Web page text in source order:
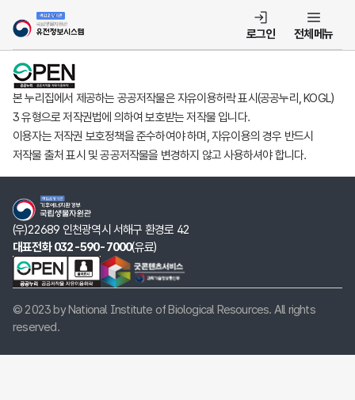
로그인 전체메뉴
본 누리집에서 제공하는 공공저작물은 자유이용허락 표시(공공누리, KOGL)
3 유형으로 저작권법에 의하여 보호받는 저작물 입니다.
이용자는 저작권 보호정책을 준수하여야 하며, 자유이용의 경우 반드시
저작물 출처 표시 및 공공저작물을 변경하지 않고 사용하셔야 합니다.
(우)22689 인천광역시 서해구 환경로 42
대표전화 032-590-7000(유료)
© 2023 by National Institute of Biological Resources. All rights
reserved.